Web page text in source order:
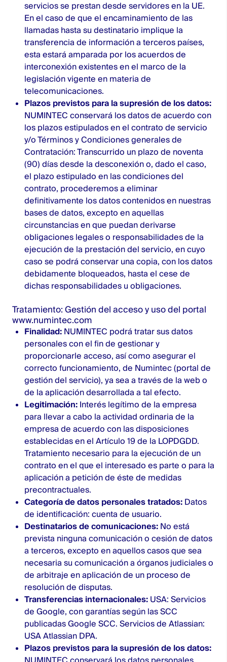
servicios se prestan desde servidores en la UE.
En el caso de que el encaminamiento de las
llamadas hasta su destinatario implique la
transferencia de información a terceros países,
esta estará amparada por los acuerdos de
interconexión existentes en el marco de la
legislación vigente en materia de
telecomunicaciones.
Plazos previstos para la supresión de los datos:
NUMINTEC conservará los datos de acuerdo con
los plazos estipulados en el contrato de servicio
y/o Términos y Condiciones generales de
Contratación: Transcurrido un plazo de noventa
(90) días desde la desconexión o, dado el caso,
el plazo estipulado en las condiciones del
contrato, procederemos a eliminar
definitivamente los datos contenidos en nuestras
bases de datos, excepto en aquellas
circunstancias en que puedan derivarse
obligaciones legales o responsabilidades de la
ejecución de la prestación del servicio, en cuyo
caso se podrá conservar una copia, con los datos
debidamente bloqueados, hasta el cese de
dichas responsabilidades u obligaciones.
Tratamiento: Gestión del acceso y uso del portal
www.numintec.com
Finalidad: NUMINTEC podrá tratar sus datos
personales con el fin de gestionar y
proporcionarle acceso, así como asegurar el
correcto funcionamiento, de Numintec (portal de
gestión del servicio), ya sea a través de la web o
de la aplicación desarrollada a tal efecto.
Legitimación: Interés legítimo de la empresa
para llevar a cabo la actividad ordinaria de la
empresa de acuerdo con las disposiciones
establecidas en el Artículo 19 de la LOPDGDD.
Tratamiento necesario para la ejecución de un
contrato en el que el interesado es parte o para la
aplicación a petición de éste de medidas
precontractuales.
Categoría de datos personales tratados: Datos
de identificación: cuenta de usuario.
Destinatarios de comunicaciones: No está
prevista ninguna comunicación o cesión de datos
a terceros, excepto en aquellos casos que sea
necesaria su comunicación a órganos judiciales o
de arbitraje en aplicación de un proceso de
resolución de disputas.
Transferencias internacionales: USA: Servicios
de Google, con garantías según las SCC
publicadasGoogle SCC. Servicios de Atlassian:
USAAtlassian DPA.
Plazos previstos para la supresión de los datos: